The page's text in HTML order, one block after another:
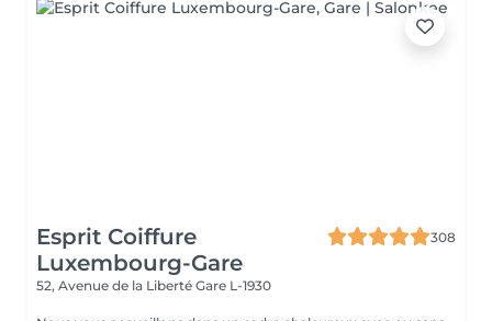
Esprit Coiffure
Luxembourg-Gare
308
52, Avenue de la Liberté Gare L-1930